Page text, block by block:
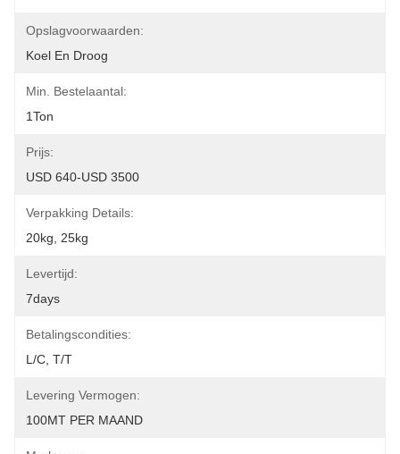
Opslagvoorwaarden:
Koel En Droog
Min. Bestelaantal:
1Ton
Prijs:
USD 640-USD 3500
Verpakking Details:
20kg, 25kg
Levertijd:
7days
Betalingscondities:
L/C, T/T
Levering Vermogen:
100MT PER MAAND